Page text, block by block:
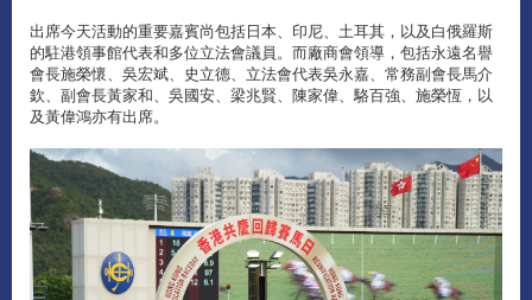
出席今天活動的重要嘉賓尚包括日本、印尼、土耳其，以及白俄羅斯
的駐港領事館代表和多位立法會議員。而廠商會領導，包括永遠名譽
會長施榮懷、吳宏斌、史立德、立法會代表吳永嘉、常務副會長馬介
欽、副會長黃家和、吳國安、梁兆賢、陳家偉、駱百強、施榮恆，以
及黃偉鴻亦有出席。